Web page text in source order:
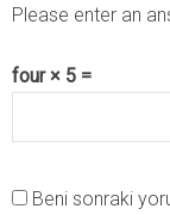
Please enter an
four × 5 =
Beni sonraki